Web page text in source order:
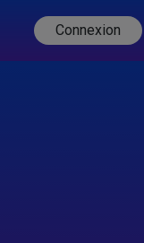
Connexion